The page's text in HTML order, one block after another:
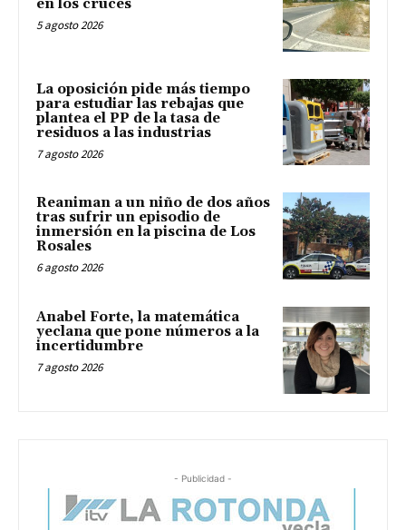
en los cruces
5 agosto 2026
La oposición pide más tiempo
para estudiar las rebajas que
plantea el PP de la tasa de
residuos a las industrias
7 agosto 2026
Reaniman a un niño de dos años
tras sufrir un episodio de
inmersión en la piscina de Los
Rosales
6 agosto 2026
Anabel Forte, la matemática
yeclana que pone números a la
incertidumbre
7 agosto 2026
- Publicidad -